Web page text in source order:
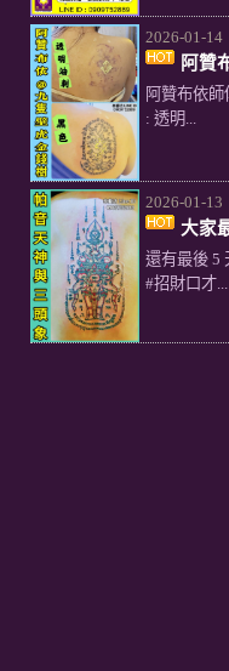
2026-01-14
阿贊
阿贊布依
: 透明...
2026-01-13
大家
還有最後 5
#招財口才...